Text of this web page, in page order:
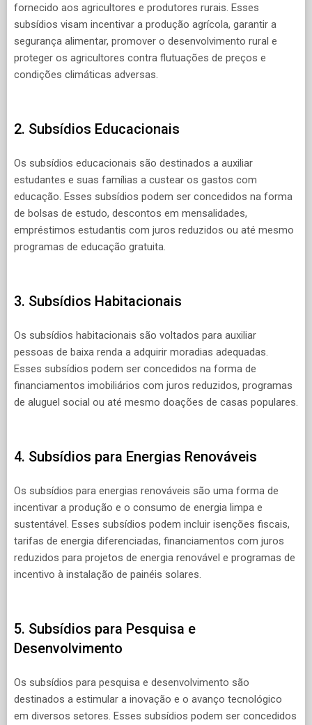
fornecido aos agricultores e produtores rurais. Esses
subsídios visam incentivar a produção agrícola, garantir a
segurança alimentar, promover o desenvolvimento rural e
proteger os agricultores contra flutuações de preços e
condições climáticas adversas.
2. Subsídios Educacionais
Os subsídios educacionais são destinados a auxiliar
estudantes e suas famílias a custear os gastos com
educação. Esses subsídios podem ser concedidos na forma
de bolsas de estudo, descontos em mensalidades,
empréstimos estudantis com juros reduzidos ou até mesmo
programas de educação gratuita.
3. Subsídios Habitacionais
Os subsídios habitacionais são voltados para auxiliar
pessoas de baixa renda a adquirir moradias adequadas.
Esses subsídios podem ser concedidos na forma de
financiamentos imobiliários com juros reduzidos, programas
de aluguel social ou até mesmo doações de casas populares.
4. Subsídios para Energias Renováveis
Os subsídios para energias renováveis são uma forma de
incentivar a produção e o consumo de energia limpa e
sustentável. Esses subsídios podem incluir isenções fiscais,
tarifas de energia diferenciadas, financiamentos com juros
reduzidos para projetos de energia renovável e programas de
incentivo à instalação de painéis solares.
5. Subsídios para Pesquisa e
Desenvolvimento
Os subsídios para pesquisa e desenvolvimento são
destinados a estimular a inovação e o avanço tecnológico
em diversos setores. Esses subsídios podem ser concedidos